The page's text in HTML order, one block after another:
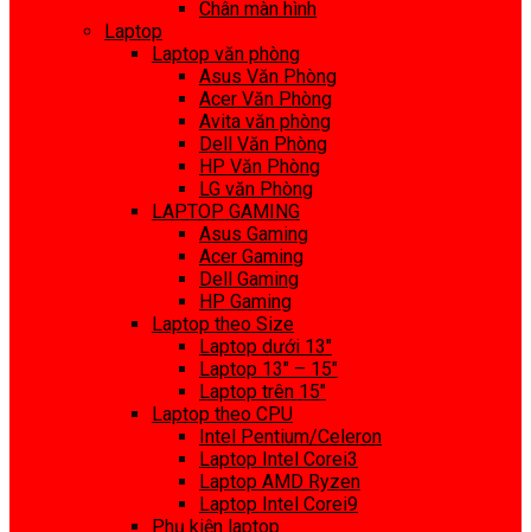
Chân màn hình
Laptop
Laptop văn phòng
Asus Văn Phòng
Acer Văn Phòng
Avita văn phòng
Dell Văn Phòng
HP Văn Phòng
LG văn Phòng
LAPTOP GAMING
Asus Gaming
Acer Gaming
Dell Gaming
HP Gaming
Laptop theo Size
Laptop dưới 13″
Laptop 13″ – 15″
Laptop trên 15″
Laptop theo CPU
Intel Pentium/Celeron
Laptop Intel Corei3
Laptop AMD Ryzen
Laptop Intel Corei9
Phụ kiện laptop